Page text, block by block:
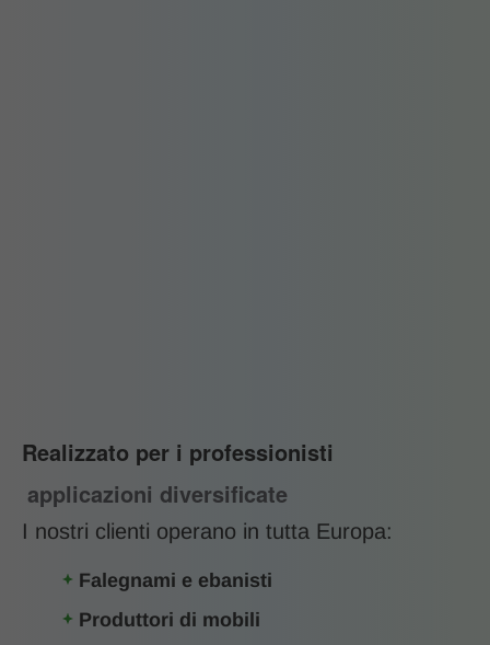
Realizzato per i professionisti
applicazioni diversificate
I nostri clienti operano in tutta Europa:
Falegnami e ebanisti
Produttori di mobili